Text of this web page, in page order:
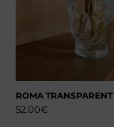
ROMA TRANSPARENT
52.00€